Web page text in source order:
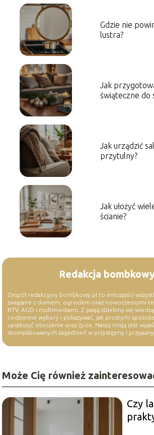
Gdzie nie
lustra?
Jak
świąteczne do
Jak urządzić
przytulny?
Jak ułożyć
ścianie?
Redakcja
Zespół redakcyjny bombkowy.pl to entuzjaści
związane z domem, ogrodem oraz nowoczesnymi
RTV, AGD i multimediami. Z pasją dzielimy się
codzienne wybory i pokazywać, jak prostymi
upiększyć otoczenie oraz życie. Naszą misją jest
skomplikowanych zagadnień w przystępny i przyjazny
Może Cię również
Czy